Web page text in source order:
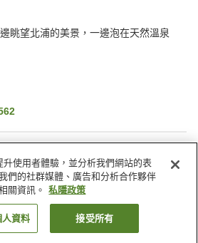
眺望北浦的美景，一邊泡在天然溫泉
餐廳
商店
潮來 潮來龜之井酒店
找客房
使用者體驗，並分析我們網站的表
們的社群媒體、廣告和分析合作夥伴
關資訊。
私隱政策
資料 接受所有